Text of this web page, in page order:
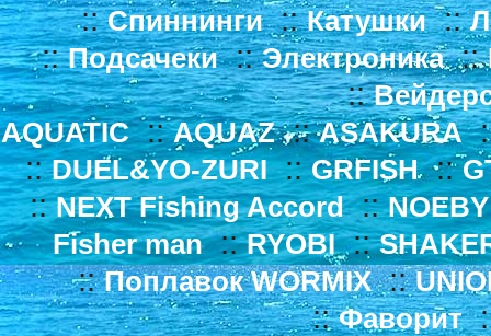
::Спиннинги::Катушки::
::Подсачеки::Электроника::
::
AQUATIC::AQUAZ::ASAKURA
::DUEL&YO-ZURI ::GRFISH::
::NEXT Fishing Accord::NOEBY
Fisher man::RYOBI ::
::Поплавок WORMIX::
::Фаворит